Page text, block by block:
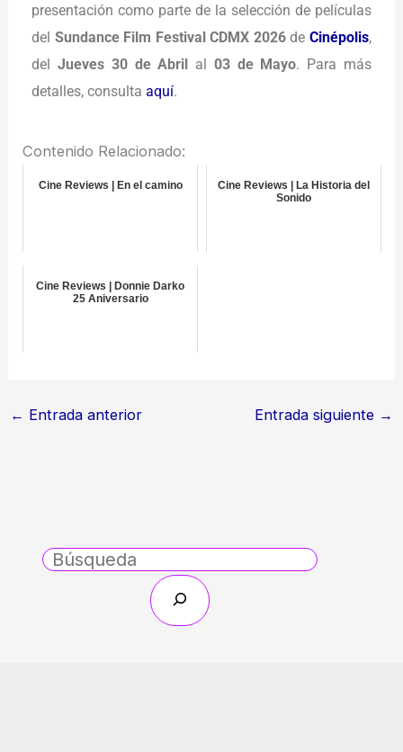
presentación como parte de la selección de películas
del Sundance Film Festival CDMX 2026de Cinépolis,
delJueves 30 de Abril al 03 de Mayo. Para más
detalles, consultaaquí.
Contenido Relacionado:
Cine Reviews | En el camino
Cine Reviews | La Historia del
Sonido
Cine Reviews | Donnie Darko
25 Aniversario
← Entrada anterior Entrada siguiente →